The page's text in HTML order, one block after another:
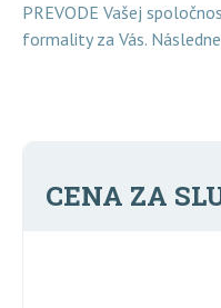
PREVODE Vašej
formality za Vás.
CENA ZA